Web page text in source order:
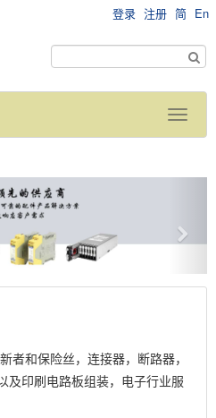
登录 注册 简 En
者和保险丝，连接器，断路器，
及印刷电路板组装，电子行业服